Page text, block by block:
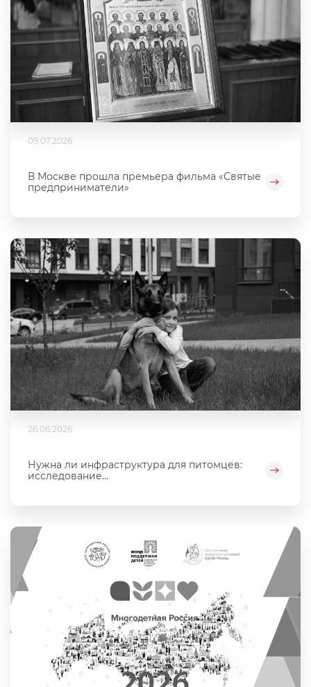
09.07.2026
В Москве прошла премьера фильма «Святые
предприниматели»
26.06.2026
Нужна ли инфраструктура для питомцев:
исследование...